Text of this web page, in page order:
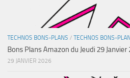
TECHNOS BONS-PLANS / TECHNOS BONS-
Bons Plans Amazon du Jeudi 29 Janvier
29 JANVIER 2026